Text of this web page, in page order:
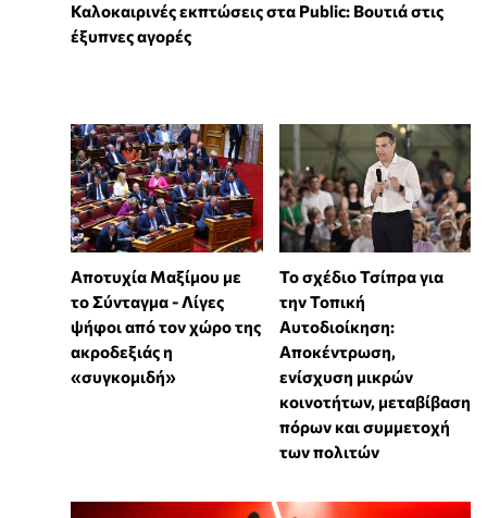
Καλοκαιρινές εκπτώσεις στα Public: Βουτιά στις
έξυπνες αγορές
Αποτυχία Μαξίμου με
το Σύνταγμα - Λίγες
ψήφοι από τον χώρο της
ακροδεξιάς η
«συγκομιδή»
Το σχέδιο Τσίπρα για
την Τοπική
Αυτοδιοίκηση:
Αποκέντρωση,
ενίσχυση μικρών
κοινοτήτων, μεταβίβαση
πόρων και συμμετοχή
των πολιτών